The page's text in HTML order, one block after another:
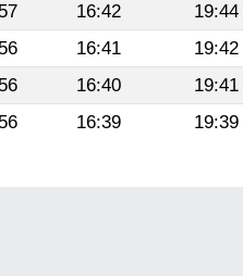
16:42 19:44
16:41 19:42
16:40 19:41
16:39 19:39